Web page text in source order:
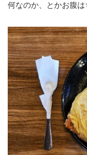
何なのか、とかお腹は